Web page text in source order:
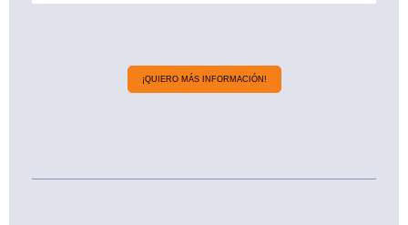
¡QUIERO MÁS INFORMACIÓN!